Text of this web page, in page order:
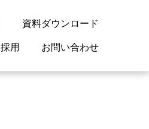
閉じる
資料ダウンロード
採用 お問い合わせ